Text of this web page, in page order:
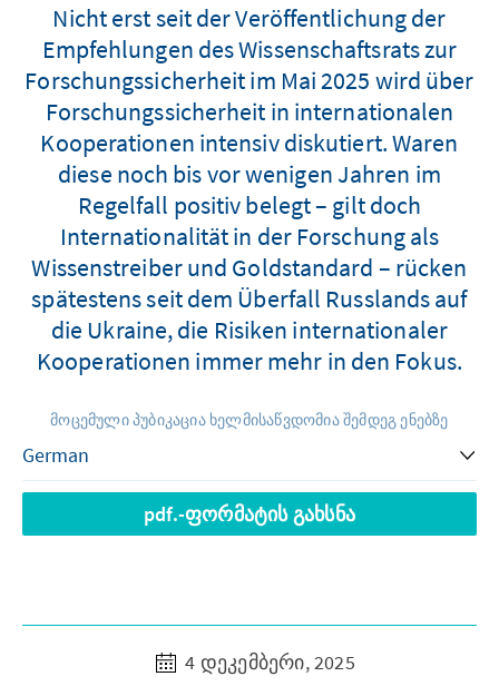
Nicht erst seit der Veröffentlichung der
Empfehlungen des Wissenschaftsrats zur
Forschungssicherheit im Mai 2025 wird über
Forschungssicherheit in internationalen
Kooperationen intensiv diskutiert. Waren
diese noch bis vor wenigen Jahren im
Regelfall positiv belegt – gilt doch
Internationalität in der Forschung als
Wissenstreiber und Goldstandard – rücken
spätestens seit dem Überfall Russlands auf
die Ukraine, die Risiken internationaler
Kooperationen immer mehr in den Fokus.
მოცემული პუბიკაცია ხელმისაწვდომია შემდეგ ენებზე
pdf.-ფორმატის გახსნა
4 დეკემბერი, 2025